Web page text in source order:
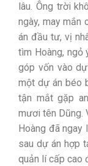
lâu. Ông trời
ngày, may mắn
án đầu tư, vị
tìm Hoàng, ngỏ
góp vốn vào
một dự án béo
tận mắt gặp
mươi tên Dũng.
Hoàng đã
sau dự án hợp
quản lí cấp cao